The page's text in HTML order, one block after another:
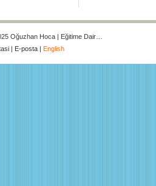
Oğuzhan Hoca | Eğitime Dair…
| E-posta | English